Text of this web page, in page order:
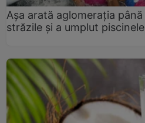
Așa arată aglomerația
străzile și a umplut